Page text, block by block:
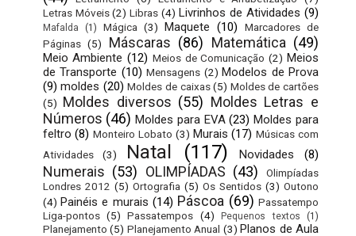
Letras Móveis (2) Libras (4) Livrinhos de Atividades (9)
Mafalda (1) Mágica (3) Maquete (10)
Marcadores de
Páginas (5) Máscaras (86) Matemática (49)
Meio Ambiente (12) Meios de Comunicação (2) Meios
de Transporte (10) Mensagens (2) Modelos de Prova
(9) moldes (20) Moldes de caixas (5) Moldes de cartões
(5) Moldes diversos (55) Moldes Letras e
Números (46) Moldes para EVA (23) Moldes para
feltro (8) Monteiro Lobato (3) Murais (17) Músicas com
Atividades
(3) Natal (117) Novidades (8)
Numerais (53) OLIMPÍADAS (43)
Olimpíadas
Londres 2012 (5) Ortografia (5) Os Sentidos (3) Outono
(4) Painéis e murais (14) Páscoa (69) Passatempo
Liga-pontos (5) Passatempos (4) Pequenos textos (1)
Planejamento (5) Planejamento Anual (3) Planos de Aula